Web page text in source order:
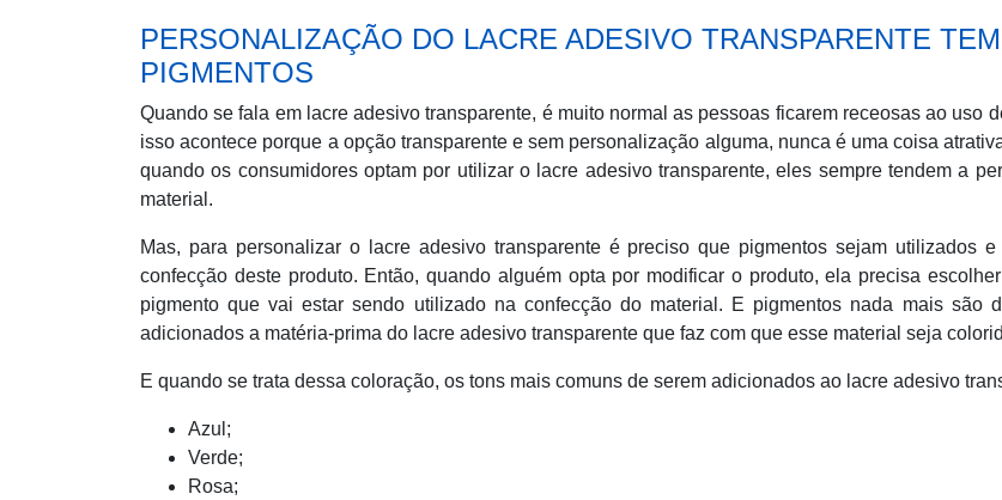
PERSONALIZAÇÃO DO LACRE ADESIVO TRANSPARENTE
PIGMENTOS
Quando se fala em lacre adesivo transparente, é muito normal as pessoas ficarem receosas ao uso
isso acontece porque a opção transparente e sem personalização alguma, nunca é uma coisa
quando os consumidores optam por utilizar o lacre adesivo transparente, eles sempre tendem a
material.
Mas, para personalizar o lacre adesivo transparente é preciso que pigmentos sejam utilizados
confecção deste produto. Então, quando alguém opta por modificar o produto, ela precisa
pigmento que vai estar sendo utilizado na confecção do material. E pigmentos nada mais são
adicionados a matéria-prima do lacre adesivo transparente que faz com que esse material seja
E quando se trata dessa coloração, os tons mais comuns de serem adicionados ao lacre adesivo
Azul;
Verde;
Rosa;